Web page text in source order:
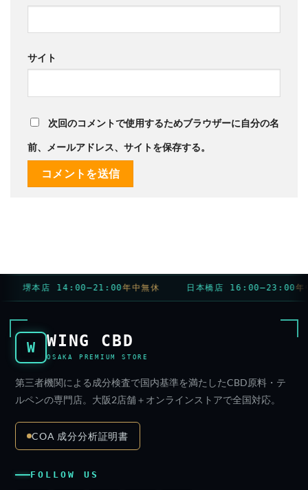
サイト
次回のコメントで使用するためブラウザーに自分の名
前、メールアドレス、サイトを保存する。
堺本店 14:00–21:00 年中無休 日本橋店 16:00–23:00 年中
W WING CBD
OSAKA PREMIUM STORE
第三者機関による成分検査で国内基準を満たしたCBD原料・テ
ルペンの専門店。大阪2店舗＋オンラインストアで全国対応。
COA 成分分析証明書
FOLLOW US